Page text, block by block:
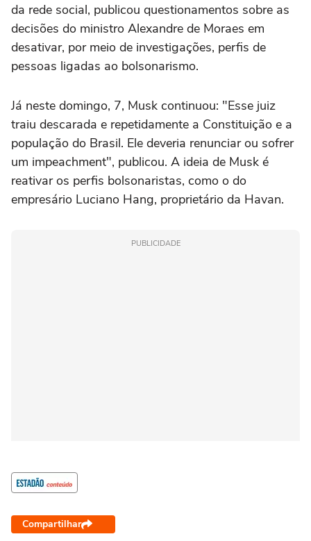
da rede social, publicou questionamentos sobre as
decisões do ministro Alexandre de Moraes em
desativar, por meio de investigações, perfis de
pessoas ligadas ao bolsonarismo.
Já neste domingo, 7, Musk continuou: "Esse juiz
traiu descarada e repetidamente a Constituição e a
população do Brasil. Ele deveria renunciar ou sofrer
um impeachment", publicou. A ideia de Musk é
reativar os perfis bolsonaristas, como o do
empresário Luciano Hang, proprietário da Havan.
PUBLICIDADE
Compartilhar